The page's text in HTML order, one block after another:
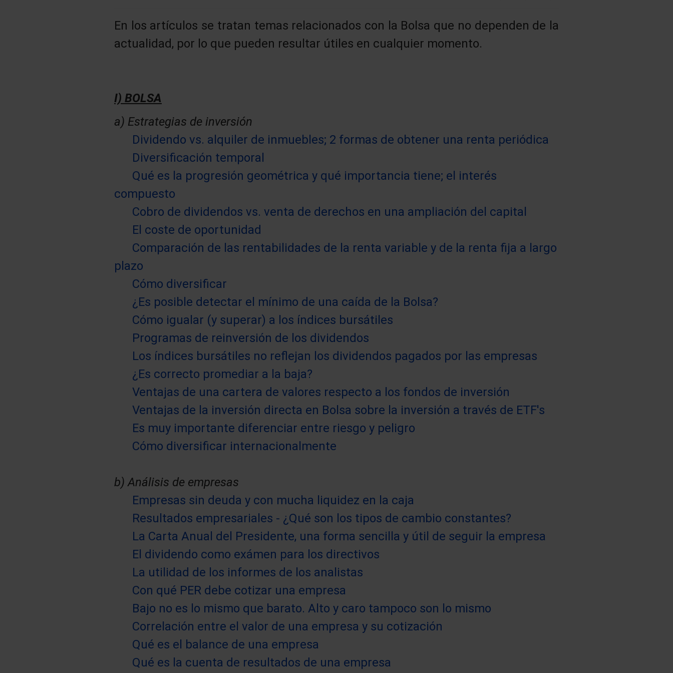
En los artículos se tratan temas relacionados con la Bolsa que no dependen de la
actualidad, por lo que pueden resultar útiles en cualquier momento.
I) BOLSA
a) Estrategias de inversión
Dividendo vs. alquiler de inmuebles; 2 formas de obtener una renta periódica
Diversificación temporal
Qué es la progresión geométrica y qué importancia tiene; el interés
compuesto
Cobro de dividendos vs. venta de derechos en una ampliación del capital
El coste de oportunidad
Comparación de las rentabilidades de la renta variable y de la renta fija a largo
plazo
Cómo diversificar
¿Es posible detectar el mínimo de una caída de la Bolsa?
Cómo igualar (y superar) a los índices bursátiles
Programas de reinversión de los dividendos
Los índices bursátiles no reflejan los dividendos pagados por las empresas
¿Es correcto promediar a la baja?
Ventajas de una cartera de valores respecto a los fondos de inversión
Ventajas de la inversión directa en Bolsa sobre la inversión a través de ETF's
Es muy importante diferenciar entre riesgo y peligro
Cómo diversificar internacionalmente
b) Análisis de empresas
Empresas sin deuda y con mucha liquidez en la caja
Resultados empresariales - ¿Qué son los tipos de cambio constantes?
La Carta Anual del Presidente, una forma sencilla y útil de seguir la empresa
El dividendo como exámen para los directivos
La utilidad de los informes de los analistas
Con qué PER debe cotizar una empresa
Bajo no es lo mismo que barato. Alto y caro tampoco son lo mismo
Correlación entre el valor de una empresa y su cotización
Qué es el balance de una empresa
Qué es la cuenta de resultados de una empresa